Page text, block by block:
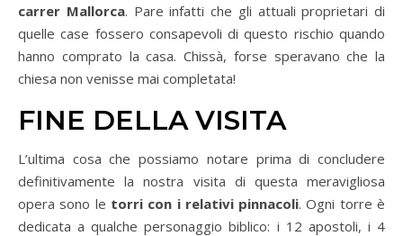
carrer Mallorca. Pare infatti che gli attuali proprietari di
quelle case fossero consapevoli di questo rischio quando
hanno comprato la casa. Chissà, forse speravano che la
chiesa non venisse mai completata!
FINE DELLA VISITA
L’ultima cosa che possiamo notare prima di concludere
definitivamente la nostra visita di questa meravigliosa
opera sono le torri con i relativi pinnacoli. Ogni torre è
dedicata a qualche personaggio biblico: i 12 apostoli, i 4